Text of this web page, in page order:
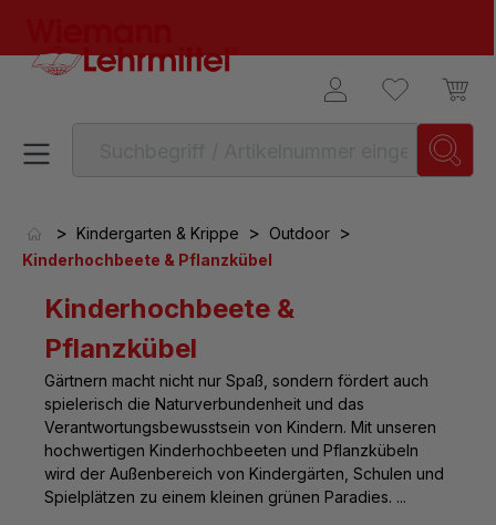
> Kindergarten & Krippe > Outdoor >
Kinderhochbeete & Pflanzkübel
Kinderhochbeete &
Pflanzkübel
Gärtnern macht nicht nur Spaß, sondern fördert auch
spielerisch die Naturverbundenheit und das
Verantwortungsbewusstsein von Kindern. Mit unseren
hochwertigen Kinderhochbeeten und Pflanzkübeln
wird der Außenbereich von Kindergärten, Schulen und
Spielplätzen zu einem kleinen grünen Paradies. ...